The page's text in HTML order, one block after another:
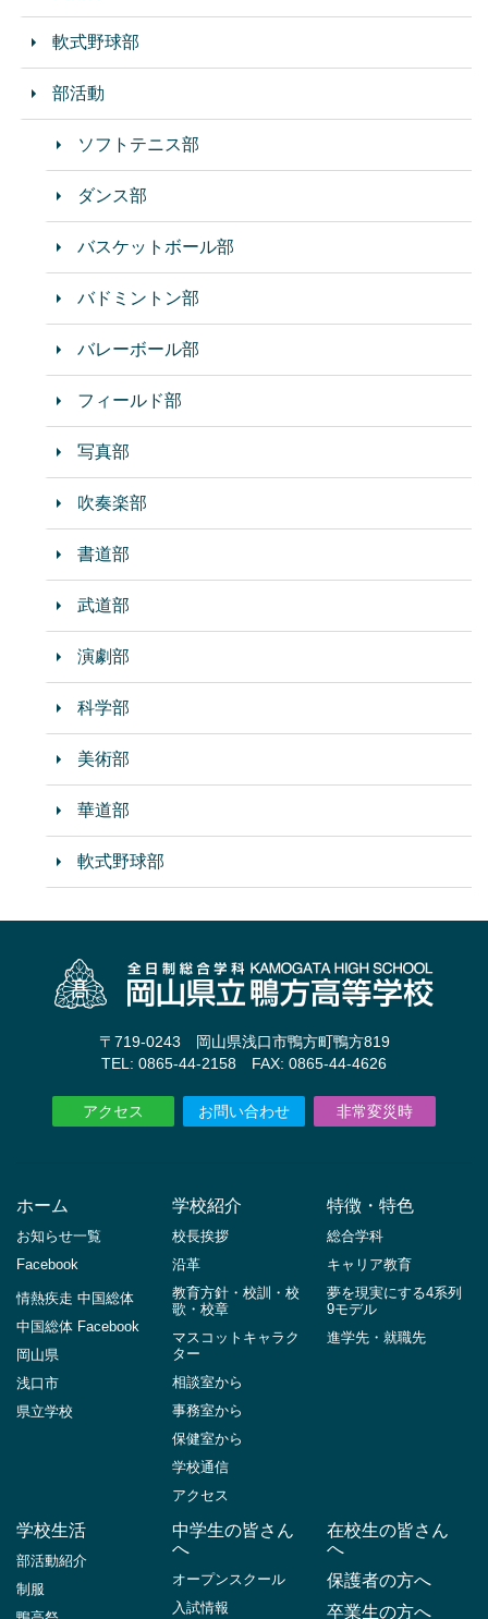
軟式野球部
部活動
ソフトテニス部
ダンス部
バスケットボール部
バドミントン部
バレーボール部
フィールド部
写真部
吹奏楽部
書道部
武道部
演劇部
科学部
美術部
華道部
軟式野球部
〒719-0243 岡山県浅口市鴨方町鴨方819
TEL: 0865-44-2158 FAX: 0865-44-4626
アクセス お問い合わせ 非常変災時
ホーム
お知らせ一覧
Facebook
情熱疾走 中国総体
中国総体 Facebook
岡山県
浅口市
県立学校
学校紹介
校長挨拶
沿革
教育方針・校訓・校
歌・校章
マスコットキャラク
ター
相談室から
事務室から
保健室から
学校通信
アクセス
特徴・特色
総合学科
キャリア教育
夢を現実にする4系列
9モデル
進学先・就職先
学校生活
部活動紹介
制服
中学生の皆さん
へ
オープンスクール
入試情報
在校生の皆さん
へ
保護者の方へ
卒業生の方へ